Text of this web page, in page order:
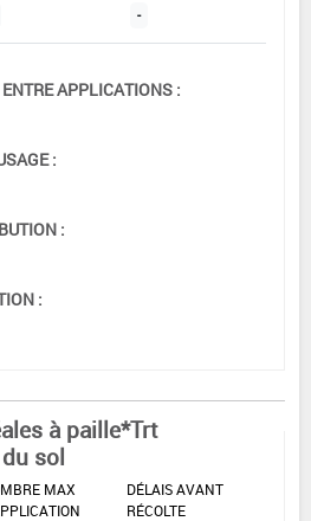
-
APPLICATIONS :
:
:
:
à paille*Trt
sol
MAX
DÉLAIS AVANT
RÉCOLTE